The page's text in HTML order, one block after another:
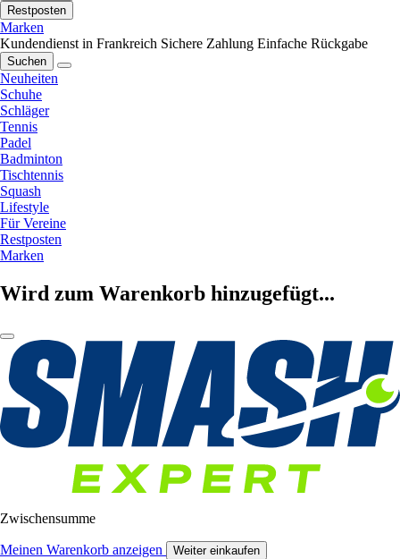
Restposten
Marken
Kundendienst in Frankreich Sichere Zahlung Einfache Rückgabe
Suchen
Neuheiten
Schuhe
Schläger
Tennis
Padel
Badminton
Tischtennis
Squash
Lifestyle
Für Vereine
Restposten
Marken
Wird zum Warenkorb hinzugefügt...
Zwischensumme
Meinen Warenkorb anzeigen Weiter einkaufen